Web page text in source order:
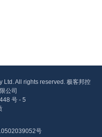
All rights reserved. 极客邦控
公司
号 - 5
号